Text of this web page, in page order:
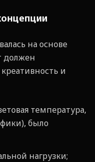
на основе
должен
и
температура,
было
нагрузки;